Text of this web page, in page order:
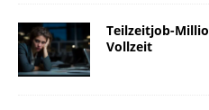
Teilzeitjob-
Vollzeit